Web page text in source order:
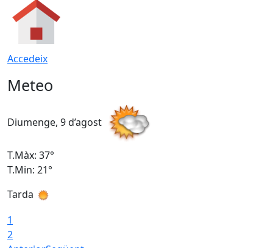
Accedeix
Meteo
Diumenge, 9 d’agost
T.Màx: 37°
T.Min: 21°
Tarda
1
2